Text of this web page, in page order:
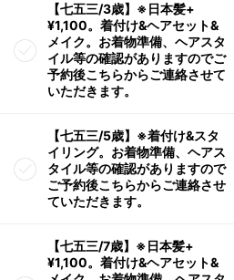
【七五三/3歳】※日本髪+
¥1,100。着付け&ヘアセット&
メイク。お着物準備、ヘアスタ
イル等の確認がありますのでご
予約後こちらからご連絡させて
いただきます。
【七五三/5歳】※着付け&スタ
イリング。お着物準備、ヘアス
タイル等の確認がありますので
ご予約後こちらからご連絡させ
ていただきます。
【七五三/7歳】※日本髪+
¥1,100。着付け&ヘアセット&